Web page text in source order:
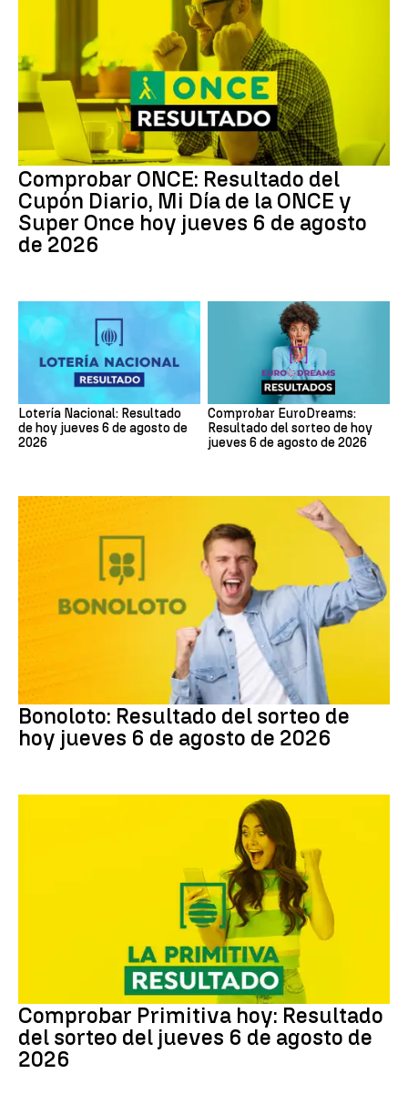
Comprobar ONCE: Resultado del
Cupón Diario, Mi Día de la ONCE y
Super Once hoy jueves 6 de agosto
de 2026
Lotería Nacional: Resultado
de hoy jueves 6 de agosto de
2026
Comprobar EuroDreams:
Resultado del sorteo de hoy
jueves 6 de agosto de 2026
Bonoloto
Bonoloto: Resultado del sorteo de
hoy jueves 6 de agosto de 2026
Lotería Primitiva de España
Comprobar Primitiva hoy: Resultado
del sorteo del jueves 6 de agosto de
2026